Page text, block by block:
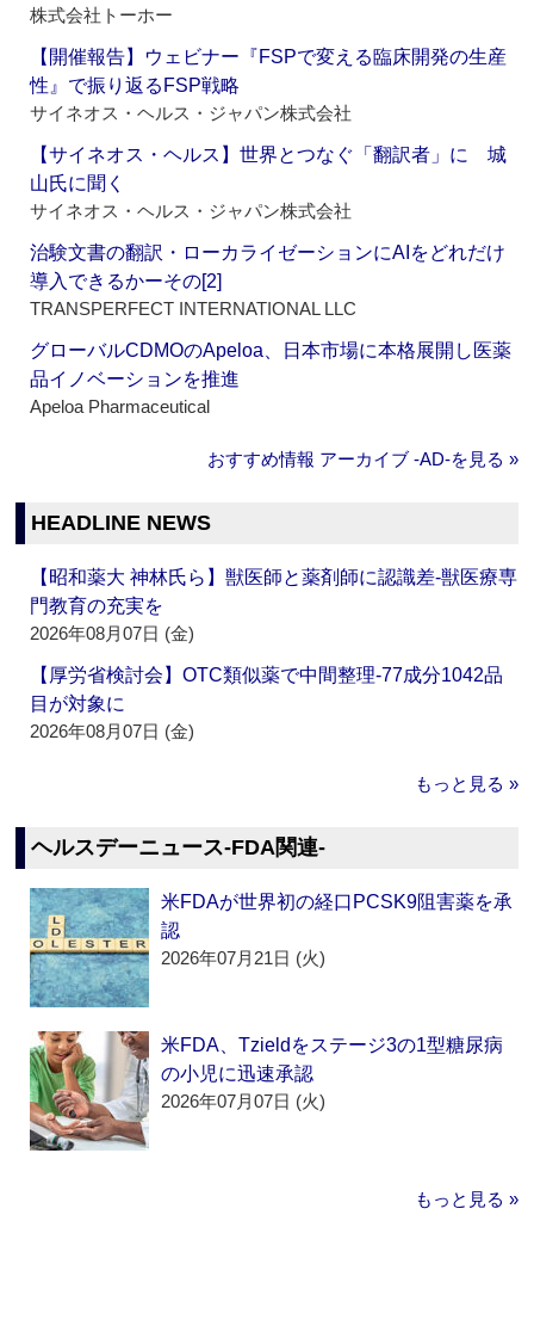
株式会社トーホー
【開催報告】ウェビナー『FSPで変える臨床開発の生産
性』で振り返るFSP戦略
サイネオス・ヘルス・ジャパン株式会社
【サイネオス・ヘルス】世界とつなぐ「翻訳者」に 城
山氏に聞く
サイネオス・ヘルス・ジャパン株式会社
治験文書の翻訳・ローカライゼーションにAIをどれだけ
導入できるかーその[2]
TRANSPERFECT INTERNATIONAL LLC
グローバルCDMOのApeloa、日本市場に本格展開し医薬
品イノベーションを推進
Apeloa Pharmaceutical
おすすめ情報 アーカイブ ‐AD‐を見る »
HEADLINE NEWS
【昭和薬大 神林氏ら】獣医師と薬剤師に認識差‐獣医療専
門教育の充実を
2026年08月07日 (金)
【厚労省検討会】OTC類似薬で中間整理‐77成分1042品
目が対象に
2026年08月07日 (金)
もっと見る »
ヘルスデーニュース‐FDA関連‐
米FDAが世界初の経口PCSK9阻害薬を承
認
2026年07月21日 (火)
米FDA、Tzieldをステージ3の1型糖尿病
の小児に迅速承認
2026年07月07日 (火)
もっと見る »